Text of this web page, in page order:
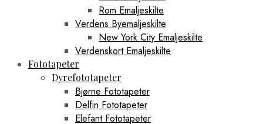
Rom Emaljeskilte
Verdens Byemaljeskilte
New York City Emaljeskilte
Verdenskort Emaljeskilte
Fototapeter
Dyrefototapeter
Bjørne Fototapeter
Delfin Fototapeter
Elefant Fototapeter